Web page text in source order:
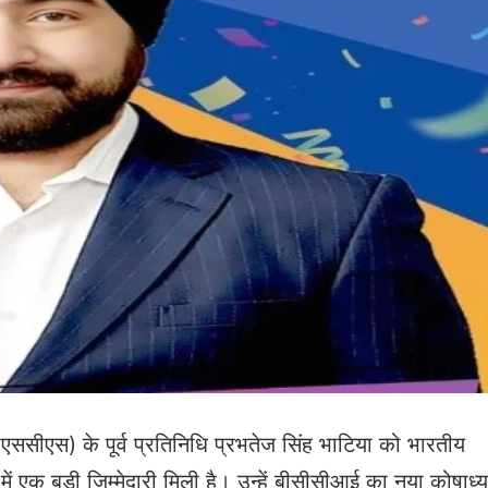
के पूर्व प्रतिनिधि प्रभतेज सिंह भाटिया को भारतीय
बड़ी जिम्मेदारी मिली है। उन्हें बीसीसीआई का नया